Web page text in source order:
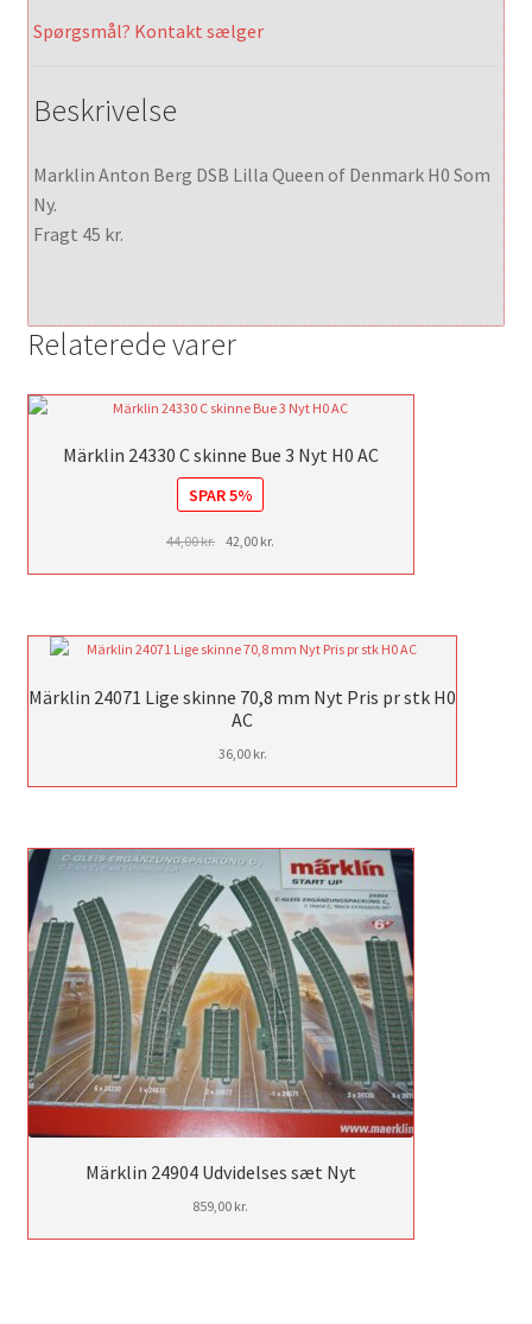
Spørgsmål? Kontakt sælger
Beskrivelse
Marklin Anton Berg DSB Lilla Queen of Denmark H0 Som
Ny.
Fragt 45 kr.
Relaterede varer
Märklin 24330 C skinne Bue 3 Nyt H0 AC
SPAR 5%
44,00kr. Den
44,00 kr..
42,00 kr.
42,00 kr..
Märklin 24071 Lige skinne 70,8 mm Nyt Pris pr stk H0
AC
36,00 kr.
Märklin 24904 Udvidelses sæt Nyt
859,00 kr.